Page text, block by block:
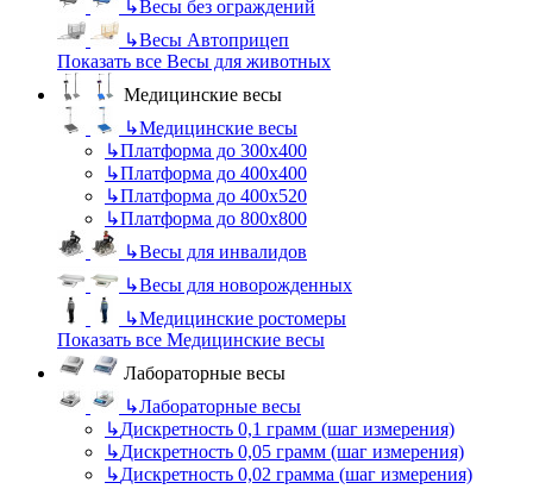
↳Весы без ограждений
↳Весы Автоприцеп
Показать все Весы для животных
Медицинские весы
↳Медицинские весы
↳Платформа до 300х400
↳Платформа до 400х400
↳Платформа до 400х520
↳Платформа до 800х800
↳Весы для инвалидов
↳Весы для новорожденных
↳Медицинские ростомеры
Показать все Медицинские весы
Лабораторные весы
↳Лабораторные весы
↳Дискретность 0,1 грамм (шаг измерения)
↳Дискретность 0,05 грамм (шаг измерения)
↳Дискретность 0,02 грамма (шаг измерения)